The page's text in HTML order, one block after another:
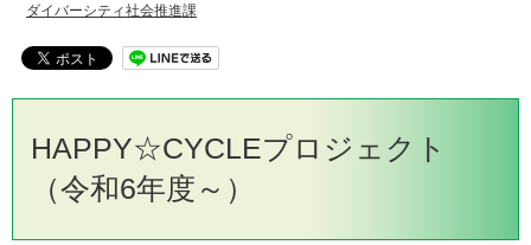
ダイバーシティ社会推進課
HAPPY☆CYCLEプロジェクト
（令和6年度～）